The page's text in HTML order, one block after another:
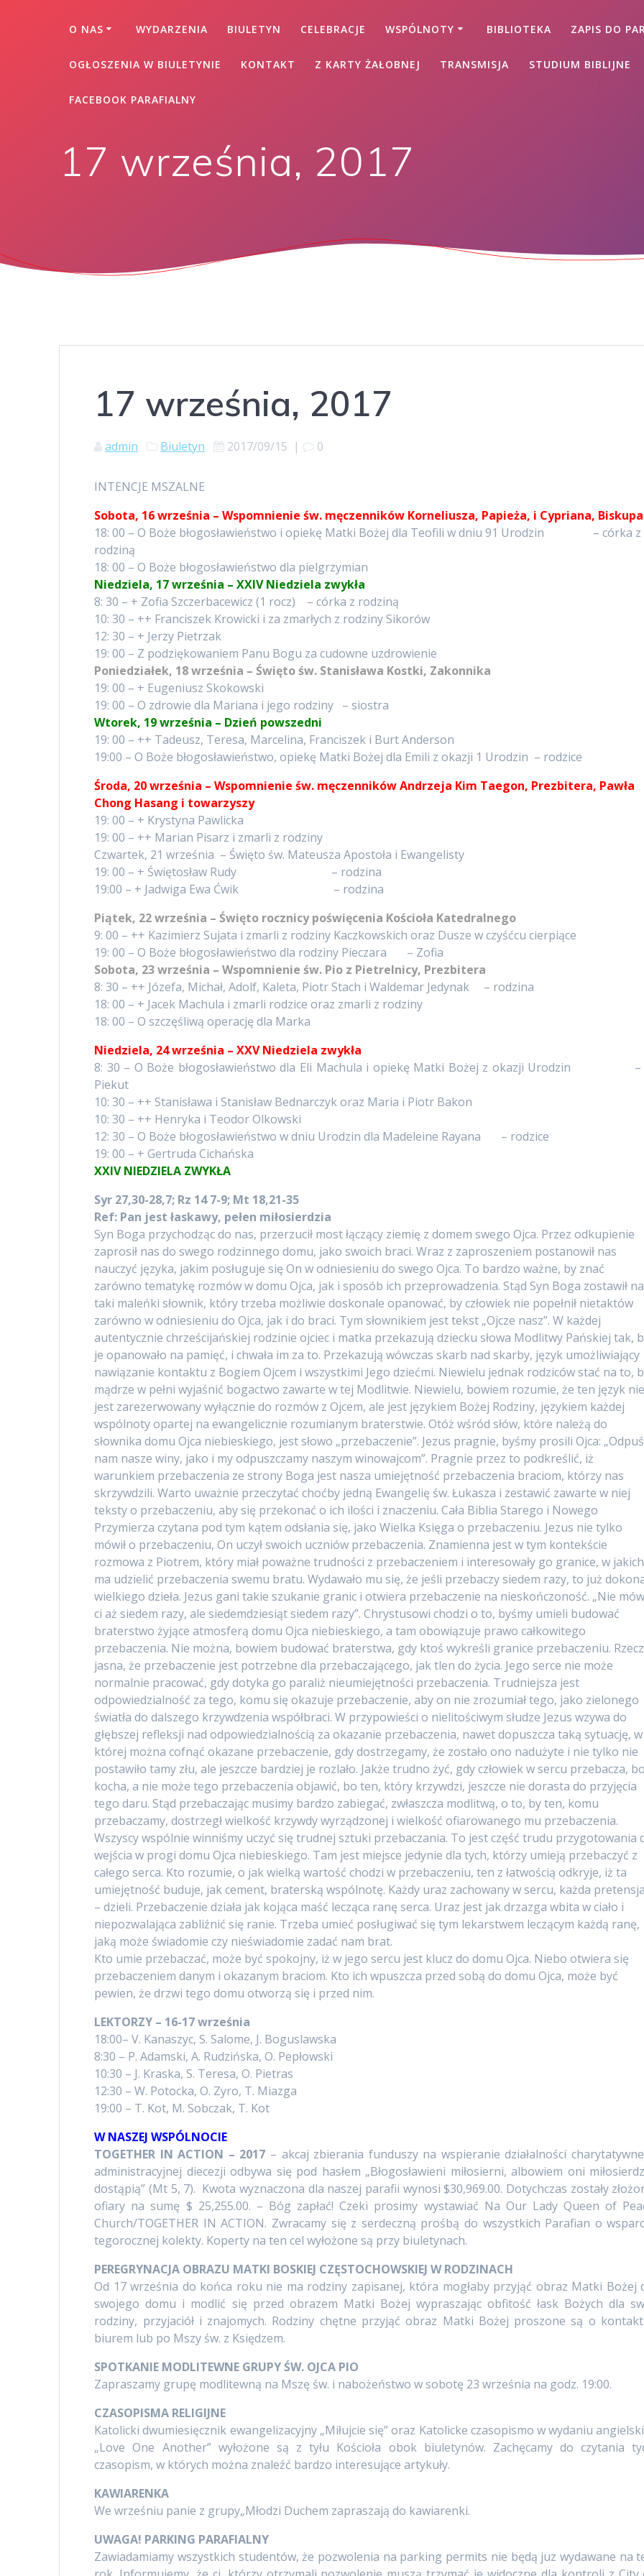
O NAS WYDARZENIA BIULETYN CELEBRACJE WSPÓLNOTY BIBLIOTEKA ZAPIS DO
OGŁOSZENIA W BIULETYNIE KONTAKT Z KARTY ŻAŁOBNEJ TRANSMISJA STUDIUM BIBLIJNE
FACEBOOK PARAFIALNY
17 września, 2017
17 września, 2017
admin Biuletyn 2017/09/15 | 0
INTENCJE MSZALNE
Sobota, 16 września – Wspomnienie św. męczenników Korneliusza, Papieża, i Cypriana, Biskupa
18: 00 – O Boże błogosławieństwo i opiekę Matki Bożej dla Teofili w dniu 91 Urodzin – córka z
rodziną
18: 00 – O Boże błogosławieństwo dla pielgrzymian
Niedziela, 17 września – XXIV Niedziela zwykła
8: 30 – + Zofia Szczerbacewicz (1 rocz) – córka z rodziną
10: 30 – ++ Franciszek Krowicki i za zmarłych z rodziny Sikorów
12: 30 – + Jerzy Pietrzak
19: 00 – Z podziękowaniem Panu Bogu za cudowne uzdrowienie
Poniedziałek, 18 września – Święto św. Stanisława Kostki, Zakonnika
19: 00 – + Eugeniusz Skokowski
19: 00 – O zdrowie dla Mariana i jego rodziny – siostra
Wtorek, 19 września – Dzień powszedni
19: 00 – ++ Tadeusz, Teresa, Marcelina, Franciszek i Burt Anderson
19:00 – O Boże błogosławieństwo, opiekę Matki Bożej dla Emili z okazji 1 Urodzin – rodzice
Środa, 20 września – Wspomnienie św. męczenników Andrzeja Kim Taegon, Prezbitera, Pawła
Chong Hasang i towarzyszy
19: 00 – + Krystyna Pawlicka
19: 00 – ++ Marian Pisarz i zmarli z rodziny
Czwartek, 21 września – Święto św. Mateusza Apostoła i Ewangelisty
19: 00 – + Świętosław Rudy – rodzina
19:00 – + Jadwiga Ewa Ćwik – rodzina
Piątek, 22 września – Święto rocznicy poświęcenia Kościoła Katedralnego
9: 00 – ++ Kazimierz Sujata i zmarli z rodziny Kaczkowskich oraz Dusze w czyśćcu cierpiące
19: 00 – O Boże błogosławieństwo dla rodziny Pieczara – Zofia
Sobota, 23 września – Wspomnienie św. Pio z Pietrelnicy, Prezbitera
8: 30 – ++ Józefa, Michał, Adolf, Kaleta, Piotr Stach i Waldemar Jedynak – rodzina
18: 00 – + Jacek Machula i zmarli rodzice oraz zmarli z rodziny
18: 00 – O szczęśliwą operację dla Marka
Niedziela, 24 września – XXV Niedziela zwykła
8: 30 – O Boże błogosławieństwo dla Eli Machula i opiekę Matki Bożej z okazji Urodzin –
Piekut
10: 30 – ++ Stanisława i Stanisław Bednarczyk oraz Maria i Piotr Bakon
10: 30 – ++ Henryka i Teodor Olkowski
12: 30 – O Boże błogosławieństwo w dniu Urodzin dla Madeleine Rayana – rodzice
19: 00 – + Gertruda Cichańska
XXIV NIEDZIELA ZWYKŁA
Syr 27,30-28,7; Rz 14 7-9; Mt 18,21-35
Ref: Pan jest łaskawy, pełen miłosierdzia
Syn Boga przychodząc do nas, przerzucił most łączący ziemię z domem swego Ojca. Przez odkupienie
zaprosił nas do swego rodzinnego domu, jako swoich braci. Wraz z zaproszeniem postanowił nas
nauczyć języka, jakim posługuje się On w odniesieniu do swego Ojca. To bardzo ważne, by znać
zarówno tematykę rozmów w domu Ojca, jak i sposób ich przeprowadzenia. Stąd Syn Boga zostawił
taki maleńki słownik, który trzeba możliwie doskonale opanować, by człowiek nie popełnił nietaktów
zarówno w odniesieniu do Ojca, jak i do braci. Tym słownikiem jest tekst „Ojcze nasz”. W każdej
autentycznie chrześcijańskiej rodzinie ojciec i matka przekazują dziecku słowa Modlitwy Pańskiej tak,
je opanowało na pamięć, i chwała im za to. Przekazują wówczas skarb nad skarby, język umożliwiający
nawiązanie kontaktu z Bogiem Ojcem i wszystkimi Jego dziećmi. Niewielu jednak rodziców stać na to,
mądrze w pełni wyjaśnić bogactwo zawarte w tej Modlitwie. Niewielu, bowiem rozumie, że ten język nie
jest zarezerwowany wyłącznie do rozmów z Ojcem, ale jest językiem Bożej Rodziny, językiem każdej
wspólnoty opartej na ewangelicznie rozumianym braterstwie. Otóż wśród słów, które należą do
słownika domu Ojca niebieskiego, jest słowo „przebaczenie”. Jezus pragnie, byśmy prosili Ojca:
nam nasze winy, jako i my odpuszczamy naszym winowajcom”. Pragnie przez to podkreślić, iż
warunkiem przebaczenia ze strony Boga jest nasza umiejętność przebaczenia braciom, którzy nas
skrzywdzili. Warto uważnie przeczytać choćby jedną Ewangelię św. Łukasza i zestawić zawarte w niej
teksty o przebaczeniu, aby się przekonać o ich ilości i znaczeniu. Cała Biblia Starego i Nowego
Przymierza czytana pod tym kątem odsłania się, jako Wielka Księga o przebaczeniu. Jezus nie tylko
mówił o przebaczeniu, On uczył swoich uczniów przebaczenia. Znamienna jest w tym kontekście
rozmowa z Piotrem, który miał poważne trudności z przebaczeniem i interesowały go granice, w jakich
ma udzielić przebaczenia swemu bratu. Wydawało mu się, że jeśli przebaczy siedem razy, to już
wielkiego dzieła. Jezus gani takie szukanie granic i otwiera przebaczenie na nieskończoność. „Nie
ci aż siedem razy, ale siedemdziesiąt siedem razy”. Chrystusowi chodzi o to, byśmy umieli budować
braterstwo żyjące atmosferą domu Ojca niebieskiego, a tam obowiązuje prawo całkowitego
przebaczenia. Nie można, bowiem budować braterstwa, gdy ktoś wykreśli granice przebaczeniu. Rzecz
jasna, że przebaczenie jest potrzebne dla przebaczającego, jak tlen do życia. Jego serce nie może
normalnie pracować, gdy dotyka go paraliż nieumiejętności przebaczenia. Trudniejsza jest
odpowiedzialność za tego, komu się okazuje przebaczenie, aby on nie zrozumiał tego, jako zielonego
światła do dalszego krzywdzenia współbraci. W przypowieści o nielitościwym słudze Jezus wzywa do
głębszej refleksji nad odpowiedzialnością za okazanie przebaczenia, nawet dopuszcza taką sytuację, w
której można cofnąć okazane przebaczenie, gdy dostrzegamy, że zostało ono nadużyte i nie tylko nie
postawiło tamy złu, ale jeszcze bardziej je rozlało. Jakże trudno żyć, gdy człowiek w sercu przebacza, bo
kocha, a nie może tego przebaczenia objawić, bo ten, który krzywdzi, jeszcze nie dorasta do przyjęcia
tego daru. Stąd przebaczając musimy bardzo zabiegać, zwłaszcza modlitwą, o to, by ten, komu
przebaczamy, dostrzegł wielkość krzywdy wyrządzonej i wielkość ofiarowanego mu przebaczenia.
Wszyscy wspólnie winniśmy uczyć się trudnej sztuki przebaczania. To jest część trudu przygotowania
wejścia w progi domu Ojca niebieskiego. Tam jest miejsce jedynie dla tych, którzy umieją przebaczyć z
całego serca. Kto rozumie, o jak wielką wartość chodzi w przebaczeniu, ten z łatwością odkryje, iż ta
umiejętność buduje, jak cement, braterską wspólnotę. Każdy uraz zachowany w sercu, każda pretensja
– dzieli. Przebaczenie działa jak kojąca maść lecząca ranę serca. Uraz jest jak drzazga wbita w ciało i
niepozwalająca zabliźnić się ranie. Trzeba umieć posługiwać się tym lekarstwem leczącym każdą ranę,
jaką może świadomie czy nieświadomie zadać nam brat.
Kto umie przebaczać, może być spokojny, iż w jego sercu jest klucz do domu Ojca. Niebo otwiera się
przebaczeniem danym i okazanym braciom. Kto ich wpuszcza przed sobą do domu Ojca, może być
pewien, że drzwi tego domu otworzą się i przed nim.
LEKTORZY – 16-17 września
18:00– V. Kanaszyc, S. Salome, J. Boguslawska
8:30 – P. Adamski, A. Rudzińska, O. Pepłowski
10:30 – J. Kraska, S. Teresa, O. Pietras
12:30 – W. Potocka, O. Zyro, T. Miazga
19:00 – T. Kot, M. Sobczak, T. Kot
W NASZEJ WSPÓLNOCIE
TOGETHER IN ACTION – 2017 – akcaj zbierania funduszy na wspieranie działalności
administracyjnej diecezji odbywa się pod hasłem „Błogosławieni miłosierni, albowiem oni
dostąpią” (Mt 5, 7). Kwota wyznaczona dla naszej parafii wynosi $30,969.00. Dotychczas zostały
ofiary na sumę $ 25,255.00. – Bóg zapłać! Czeki prosimy wystawiać Na Our Lady Queen of
Church/TOGETHER IN ACTION. Zwracamy się z serdeczną prośbą do wszystkich Parafian o
tegorocznej kolekty. Koperty na ten cel wyłożone są przy biuletynach.
PEREGRYNACJA OBRAZU MATKI BOSKIEJ CZĘSTOCHOWSKIEJ W RODZINACH
Od 17 września do końca roku nie ma rodziny zapisanej, która mogłaby przyjąć obraz Matki Bożej
swojego domu i modlić się przed obrazem Matki Bożej wypraszając obfitość łask Bożych dla
rodziny, przyjaciół i znajomych. Rodziny chętne przyjąć obraz Matki Bożej proszone są o
biurem lub po Mszy św. z Księdzem.
SPOTKANIE MODLITEWNE GRUPY ŚW. OJCA PIO
Zapraszamy grupę modlitewną na Mszę św. i nabożeństwo w sobotę 23 września na godz. 19:00.
CZASOPISMA RELIGIJNE
Katolicki dwumiesięcznik ewangelizacyjny „Miłujcie się” oraz Katolicke czasopismo w wydaniu
„Love One Another” wyłożone są z tyłu Kościoła obok biuletynów. Zachęcamy do czytania
czasopism, w których można znaleźć bardzo interesujące artykuły.
KAWIARENKA
We wrześniu panie z grupy„Młodzi Duchem zapraszają do kawiarenki.
UWAGA! PARKING PARAFIALNY
Zawiadamiamy wszystkich studentów, że pozwolenia na parking permits nie będą juz wydawane na